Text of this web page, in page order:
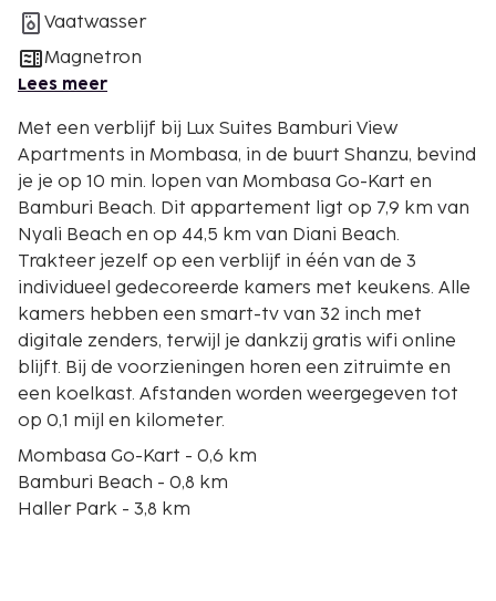
Vaatwasser
Magnetron
Lees meer
Met een verblijf bij Lux Suites Bamburi View
Apartments in Mombasa, in de buurt Shanzu, bevind
je je op 10 min. lopen van Mombasa Go-Kart en
Bamburi Beach. Dit appartement ligt op 7,9 km van
Nyali Beach en op 44,5 km van Diani Beach.
Trakteer jezelf op een verblijf in één van de 3
individueel gedecoreerde kamers met keukens. Alle
kamers hebben een smart-tv van 32 inch met
digitale zenders, terwijl je dankzij gratis wifi online
blijft. Bij de voorzieningen horen een zitruimte en
een koelkast. Afstanden worden weergegeven tot
op 0,1 mijl en kilometer.
Mombasa Go-Kart - 0,6 km
Bamburi Beach - 0,8 km
Haller Park - 3,8 km